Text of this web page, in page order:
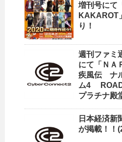
増刊号にて
KAKAROT
り！
週刊ファミ
にて「ＮＡ
疾風伝 ナ
ム4 ROAD
プラチナ殿
日本経済新
が掲載！！